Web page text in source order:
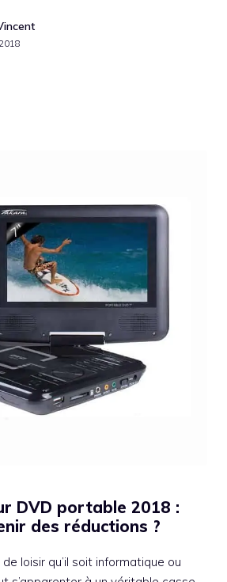
DVD portable 2018 :
des réductions ?
loisir qu’il soit informatique ou